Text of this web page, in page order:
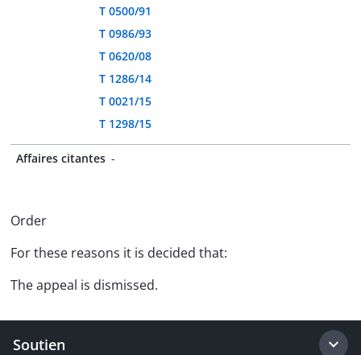
T 0500/91
T 0986/93
T 0620/08
T 1286/14
T 0021/15
T 1298/15
Affaires citantes -
Order
For these reasons it is decided that:
The appeal is dismissed.
Soutien